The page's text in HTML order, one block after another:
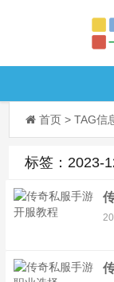
首页 > TAG信
标签：2023-